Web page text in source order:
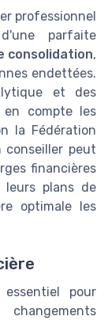
professionnel
parfaite
consolidation,
endettées.
et des
en compte les
la Fédération
conseiller peut
financières
leurs plans de
optimale les
pour